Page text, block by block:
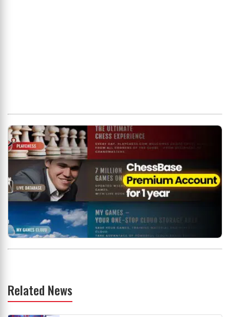
Related News